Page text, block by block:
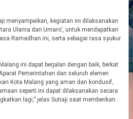
menyampaikan, kegiatan ini dilaksanakan
Ulama dan Umaro’, untuk mendapatkan
Ramadhan ini, serta sebagai rasa syukur
ini dapat berjalan dengan baik, berkat
Pemerintahan dan seluruh elemen
Kota Malang yang aman dan kondusif,
seperti ini dapat dilaksanakan secara
lagi,” jelas Sutiaji saat memberikan